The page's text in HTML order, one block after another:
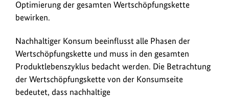
b
e
r
e
n
Optimierung der gesamten Wertschöpfungskette
bewirken.
Nachhaltiger Konsum beeinflusst alle Phasen der
Wertschöpfungskette und muss in den gesamten
Produktlebenszyklus bedacht werden. Die Betrachtung
der Wertschöpfungskette von der Konsumseite
bedeutet, dass nachhaltige